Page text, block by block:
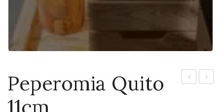
Peperomia Quito
11cm